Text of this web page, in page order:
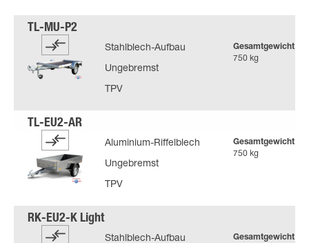
Stahlblech-Aufbau
Ungebremst
TPV
Gesamtgewicht
750 kg
Aluminium-Riffelblech
Ungebremst
TPV
Gesamtgewicht
750 kg
Stahlblech-Aufbau
Gesamtgewicht